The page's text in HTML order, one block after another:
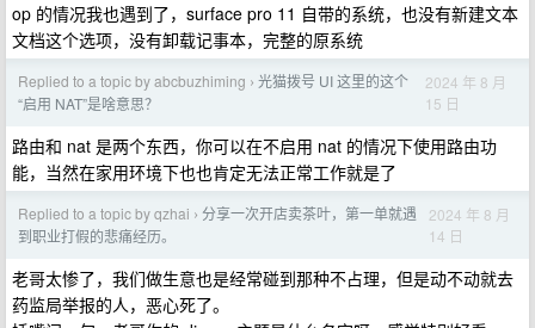
op 的情况我也遇到了，surface pro 11 自带的系统，也没有新建文本
文档这个选项，没有卸载记事本，完整的原系统
Replied to a topic by abcbuzhiming › 光猫拨号 UI 这里的这个
“启用 NAT”是啥意思？
2024 年 8 月
15 日
路由和 nat 是两个东西，你可以在不启用 nat 的情况下使用路由功
能，当然在家用环境下也也肯定无法正常工作就是了
Replied to a topic by qzhai › 分享一次开店卖茶叶，第一单就遇
到职业打假的悲痛经历。
2024 年 8 月
14 日
老哥太惨了，我们做生意也是经常碰到那种不占理，但是动不动就去
药监局举报的人，恶心死了。